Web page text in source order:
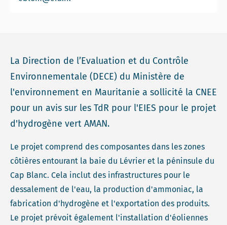
La Direction de l’Evaluation et du Contrôle
Environnementale (DECE) du Ministère de
l'environnement en Mauritanie a sollicité la CNEE
pour un avis sur les TdR pour l'EIES pour le projet
d'hydrogène vert AMAN.
Le projet comprend des composantes dans les zones
côtières entourant la baie du Lévrier et la péninsule du
Cap Blanc. Cela inclut des infrastructures pour le
dessalement de l'eau, la production d'ammoniac, la
fabrication d'hydrogène et l'exportation des produits.
Le projet prévoit également l'installation d'éoliennes